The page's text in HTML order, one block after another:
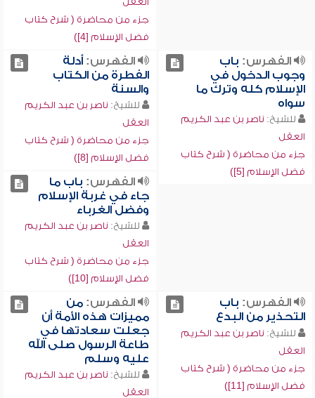
جزء من محاضرة ( شرح كتاب
فضل الإسلام [4])
الفهرس: باب
وجوب الدخول في
الإسلام كله وترك ما
سواه
للشيخ: ناصر بن عبد الكريم
العقل
جزء من محاضرة ( شرح كتاب
فضل الإسلام [5])
الفهرس:أدلة
الفطرة من الكتاب
والسنة
للشيخ: ناصر بن عبد الكريم
العقل
جزء من محاضرة ( شرح كتاب
فضل الإسلام [8])
الفهرس: باب ما
جاء في غربة الإسلام
وفضل الغرباء
للشيخ: ناصر بن عبد الكريم
العقل
جزء من محاضرة ( شرح كتاب
فضل الإسلام [10])
الفهرس: باب
التحذير من البدع
للشيخ: ناصر بن عبد الكريم
العقل
جزء من محاضرة ( شرح كتاب
فضل الإسلام [11])
الفهرس:من
مميزات هذه الأمة أن
جعلت سعادتها في
طاعة الرسول صلى الله
عليه وسلم
للشيخ: ناصر بن عبد الكريم
العقل